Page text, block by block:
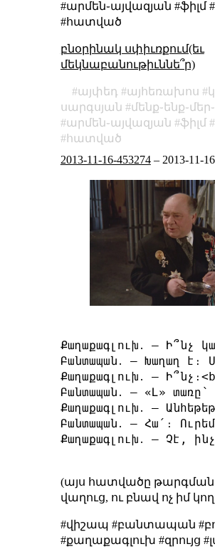
#արմեն֊այվազյան #ֆիլմ
#հատված
բնօրինակ սփիւռքում(եւ
մեկնաբանութիւննե՞ր)
այփեդ այհեռախոս
սարգսյան
արմեն֊այվազյան
ֆիլմ
հատված
2013-11-16-453274– 2013-11-16
Քաղաքագլուխ․ — Ի՞նչ
Բանտապան․ — Խաղաղ է։
Քաղաքագլուխ․ —
Բանտապան․ — «Լ»
Քաղաքագլուխ․ —
Բանտապան․ — Հա՛։
Քաղաքագլուխ․ — Չէ,
(այս հատվածը
վաղուց, ու բնավ ոչ իմ
#վիշապ #բանտապան
#քաղաքագլուխ #զրույց